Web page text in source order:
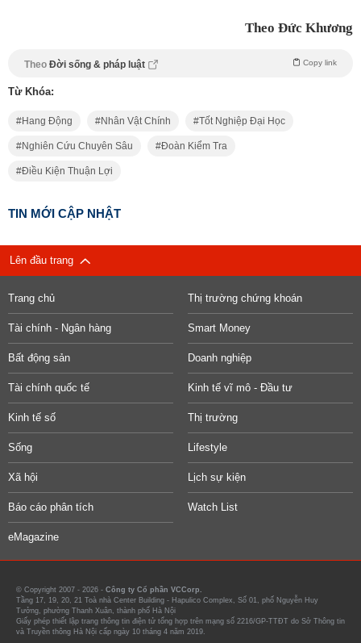
Theo Đức Khương
Theo Đời sống & pháp luật Copy link
Từ Khóa:
Hang Động Nhân Vật Chính Tốt Nghiệp Đại Học
Nghiên Cứu Chuyên Sâu Đoàn Kiểm Tra
Điều Kiện Thuận Lợi
TIN MỚI CẬP NHẬT
Lên đầu trang
Trang chủ Thị trường chứng khoán
Tài chính - Ngân hàng Smart Money
Bất động sản Doanh nghiệp
Tài chính quốc tế Kinh tế vĩ mô - Đầu tư
Kinh tế số Thị trường
Sống Lifestyle
Xã hội Lịch sự kiện
Báo cáo phân tích Watch List
eMagazine
© Copyright 2007 - 2026 - Công ty Cổ phần VCCorp.
Tầng 17, 19, 20, 21 Toà nhà Center Building - Hapulico Complex, Số 01, phố Nguyễn Huy
Tưởng, phường Thanh Xuân, thành phố Hà Nội
Giấy phép thiết lập trang thông tin điện tử tổng hợp trên mạng số 2216/GP-TTĐT do Sở Thông tin
và Truyền thông Hà Nội cấp ngày 10 tháng 4 năm 2019.